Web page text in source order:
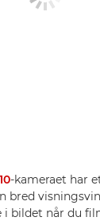
-kameraet har
bred
i bildet når du